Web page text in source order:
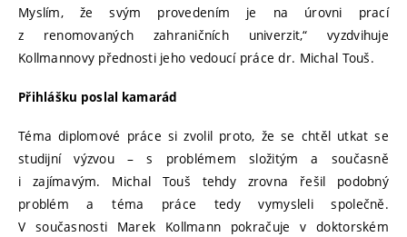
Myslím, že svým provedením je na úrovni prací
z renomovaných zahraničních univerzit,“ vyzdvihuje
Kollmannovy přednosti jeho vedoucí práce dr. Michal Touš.
Přihlášku poslal kamarád
Téma diplomové práce si zvolil proto, že se chtěl utkat se
studijní výzvou – s problémem složitým a současně
i zajímavým. Michal Touš tehdy zrovna řešil podobný
problém a téma práce tedy vymysleli společně.
V současnosti Marek Kollmann pokračuje v doktorském